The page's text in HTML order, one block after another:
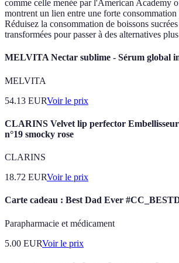
comme celle menée par l'American Academy
montrent un lien entre une forte consommation
Réduisez la consommation de boissons
transformées pour passer à des alternatives
MELVITA Nectar sublime - Sérum global
MELVITA
54.13 EURVoir le prix
CLARINS Velvet lip perfector
n°19 smocky rose
CLARINS
18.72 EURVoir le prix
Carte cadeau : Best Dad Ever
Parapharmacie et médicament
5.00 EURVoir le prix